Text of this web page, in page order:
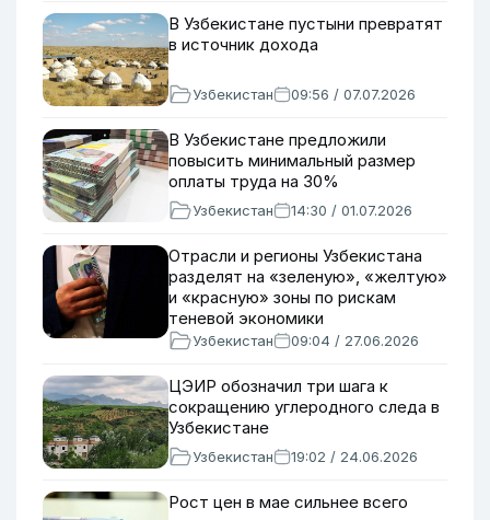
В Узбекистане пустыни превратят
в источник дохода
Узбекистан 09:56 / 07.07.2026
В Узбекистане предложили
повысить минимальный размер
оплаты труда на 30%
Узбекистан 14:30 / 01.07.2026
Отрасли и регионы Узбекистана
разделят на «зеленую», «желтую»
и «красную» зоны по рискам
теневой экономики
Узбекистан 09:04 / 27.06.2026
ЦЭИР обозначил три шага к
сокращению углеродного следа в
Узбекистане
Узбекистан 19:02 / 24.06.2026
Рост цен в мае сильнее всего